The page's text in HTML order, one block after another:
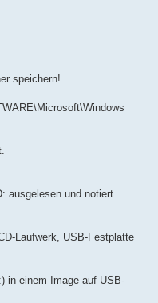
speichern!
ausgelesen und notiert.
Laufwerk, USB-Festplatte
in einem Image auf USB-